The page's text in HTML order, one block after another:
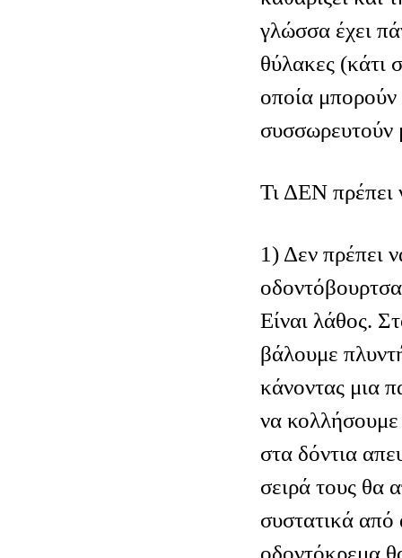
γλώσσα έχει
θύλακες (κάτι
οποία
συσσωρευτούν
Τι ΔΕΝ πρέπει
1) Δεν πρέπει
Είναι λάθος.
βάλουμε
κάνοντας μια
να
στα δόντια
σειρά τους θα
συστατικά
οδοντόκρεμα